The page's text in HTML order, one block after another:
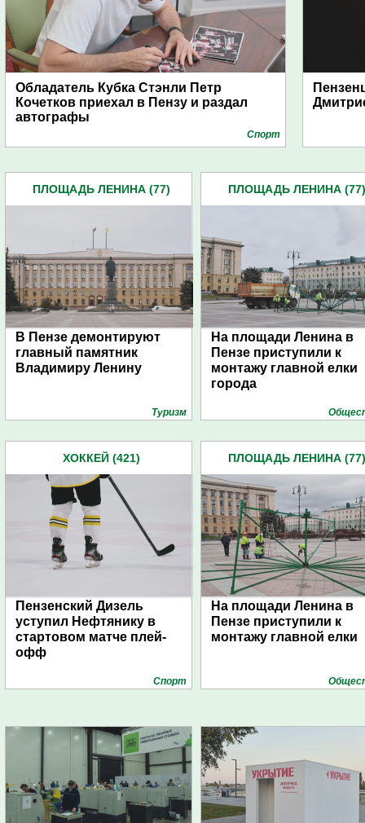
Обладатель Кубка Стэнли Петр
Кочетков приехал в Пензу и раздал
автографы
Спорт
ПЛОЩАДЬ ЛЕНИНА (77)
В Пензе демонтируют
главный памятник
Владимиру Ленину
Туризм
ПЛОЩАДЬ ЛЕНИНА (77)
На площади Ленина в
Пензе приступили к
монтажу главной елки
города
ХОККЕЙ (421)
Пензенский Дизель
уступил Нефтянику в
стартовом матче плей-
офф
Спорт
ПЛОЩАДЬ ЛЕНИНА (77)
На площади Ленина в
Пензе приступили к
монтажу главной елки